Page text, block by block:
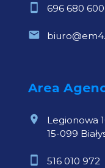
696 680 600
Area
Legionowa
15-099
516 010 972